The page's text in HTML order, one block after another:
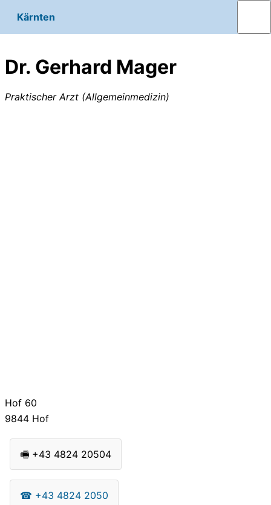
Kärnten
Dr. Gerhard Mager
Praktischer Arzt (Allgemeinmedizin)
Hof 60
9844 Hof
🖷 +43 4824 20504
☎ +43 4824 2050